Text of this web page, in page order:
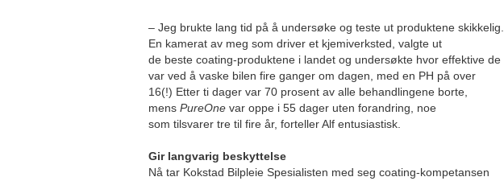
– Jeg brukte lang tid på å undersøke og teste ut produktene skikkelig.
En kamerat av meg som driver et kjemiverksted, valgte ut
de beste coating-produktene i landet og undersøkte hvor effektive de
var ved å vaske bilen fire ganger om dagen, med en PH på over
16(!) Etter ti dager var 70 prosent av alle behandlingene borte,
mens PureOne var oppe i 55 dager uten forandring, noe
som tilsvarer tre til fire år, forteller Alf entusiastisk.
Gir langvarig beskyttelse
Nå tar Kokstad Bilpleie Spesialisten med seg coating-kompetansen